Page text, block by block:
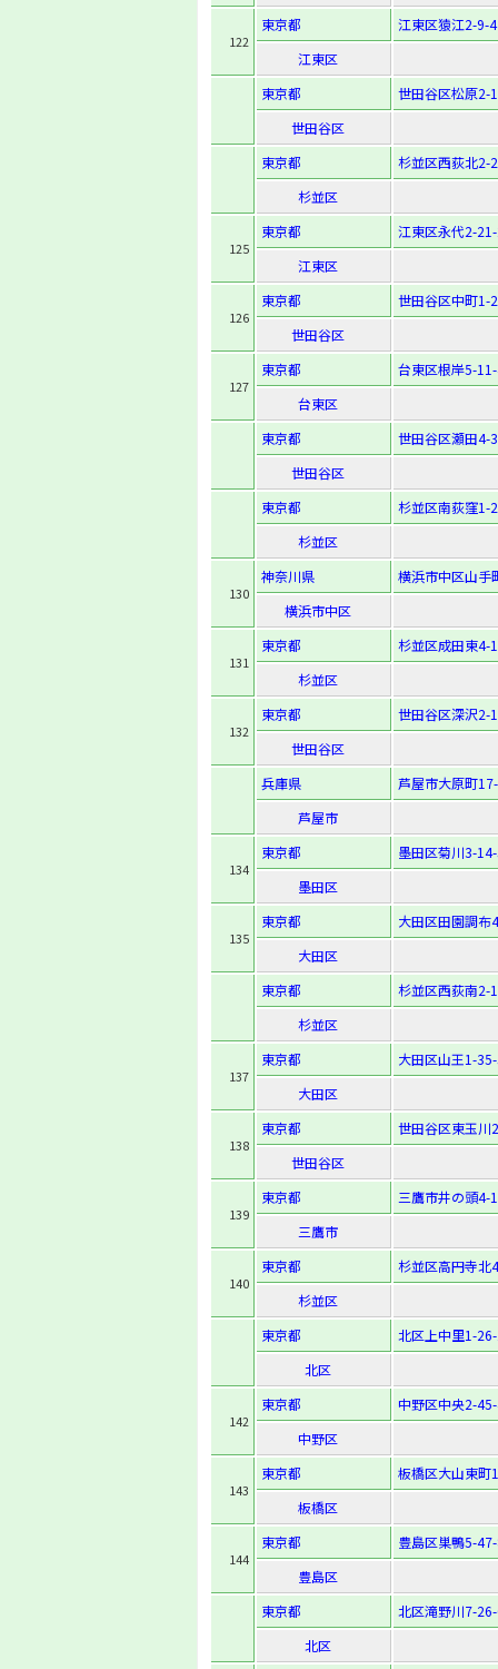
122
東京都
江東区猿江2-9-4
江東区
東京都
世田谷区松原2-
世田谷区
東京都
杉並区西荻北2-
杉並区
125
東京都
江東区永代2-
江東区
126
東京都
世田谷区中町1-
世田谷区
127
東京都
台東区根岸5-
台東区
東京都
世田谷区瀬田4-
世田谷区
東京都
杉並区南荻窪1-
杉並区
130
神奈川県
横浜市中区山手
横浜市中区
131
東京都
杉並区成田東4-
杉並区
132
東京都
世田谷区深沢2-
世田谷区
兵庫県
芦屋市大原町
芦屋市
134
東京都
墨田区菊川3-
墨田区
135
東京都
大田区田園調布
大田区
東京都
杉並区西荻南2-
杉並区
137
東京都
大田区山王1-
大田区
138
東京都
世田谷区東玉川
世田谷区
139
東京都
三鷹市井の頭4-
三鷹市
140
東京都
杉並区高円寺北
杉並区
東京都
北区上中里1-
北区
142
東京都
中野区中央2-
中野区
143
東京都
板橋区大山東町
板橋区
144
東京都
豊島区巣鴨5-
豊島区
東京都
北区滝野川7-
北区